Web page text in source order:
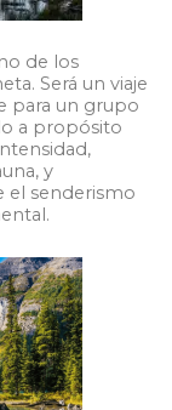
de los
Será un viaje
para un grupo
a propósito
y
el senderismo